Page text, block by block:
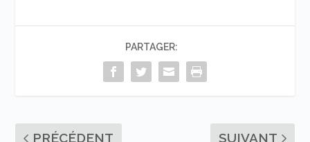
PARTAGER:
PRÉCÉDENT SUIVANT